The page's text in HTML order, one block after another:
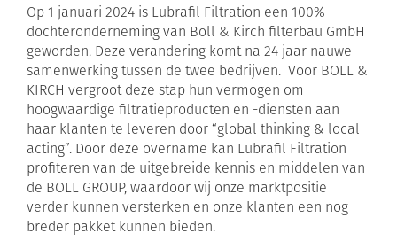
Op 1 januari 2024 is Lubrafil Filtration een 100%
dochteronderneming van Boll & Kirch filterbau GmbH
geworden. Deze verandering komt na 24 jaar nauwe
samenwerking tussen de twee bedrijven. Voor BOLL &
KIRCH vergroot deze stap hun vermogen om
hoogwaardige filtratieproducten en -diensten aan
haar klanten te leveren door “global thinking & local
acting”. Door deze overname kan Lubrafil Filtration
profiteren van de uitgebreide kennis en middelen van
de BOLL GROUP, waardoor wij onze marktpositie
verder kunnen versterken en onze klanten een nog
breder pakket kunnen bieden.